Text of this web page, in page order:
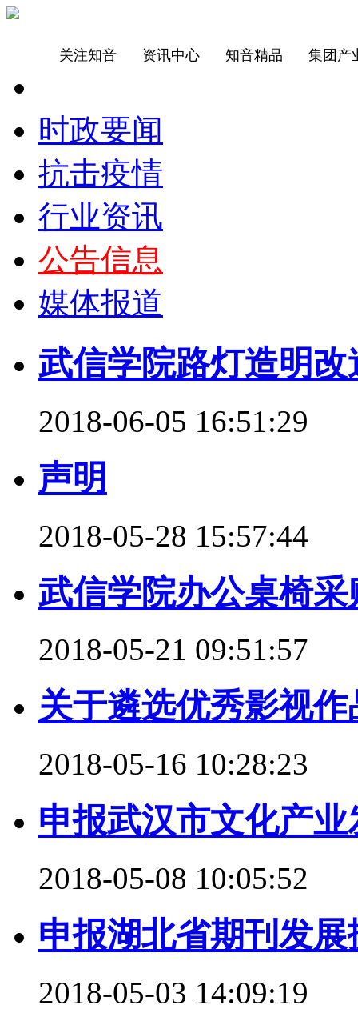
关注知音 资讯中心 知音精品 集团产
时政要闻
抗击疫情
行业资讯
公告信息
媒体报道
武信学院路灯造明
2018-06-05 16:51:29
声明
2018-05-28 15:57:44
武信学院办公桌椅
2018-05-21 09:51:57
关于遴选优秀影视
2018-05-16 10:28:23
申报武汉市文化产
2018-05-08 10:05:52
申报湖北省期刊发
2018-05-03 14:09:19